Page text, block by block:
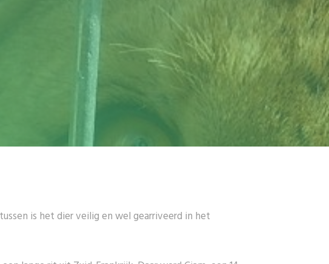
is het dier veilig en wel gearriveerd in het